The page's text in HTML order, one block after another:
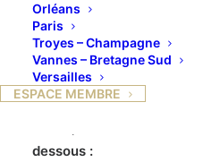
Orléans
Paris
Troyes – Champagne
Vannes – Bretagne Sud
Versailles
ESPACE MEMBRE
Ce contenu est protégé par
dessous :